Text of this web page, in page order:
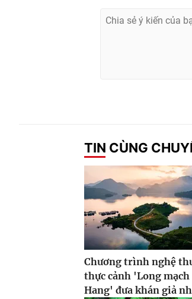
TIN CÙNG
Chương trình nghệ
thực cảnh 'Long mạch
Hang' đưa khán giả